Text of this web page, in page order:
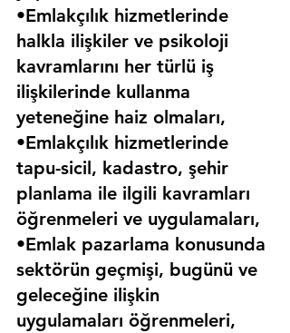
•Emlakçılık hizmetlerinde
halkla ilişkiler ve psikoloji
kavramlarını her türlü iş
ilişkilerinde kullanma
yeteneğine haiz olmaları,
•Emlakçılık hizmetlerinde
tapu-sicil, kadastro, şehir
planlama ile ilgili kavramları
öğrenmeleri ve uygulamaları,
•Emlak pazarlama konusunda
sektörün geçmişi, bugünü ve
geleceğine ilişkin
uygulamaları öğrenmeleri,